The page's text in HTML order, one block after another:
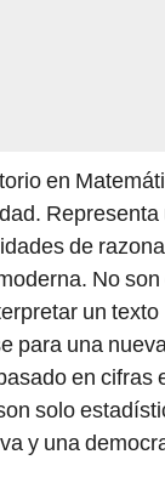
en
Representa
de
No son
un texto
para una nueva
en cifras
solo
y una